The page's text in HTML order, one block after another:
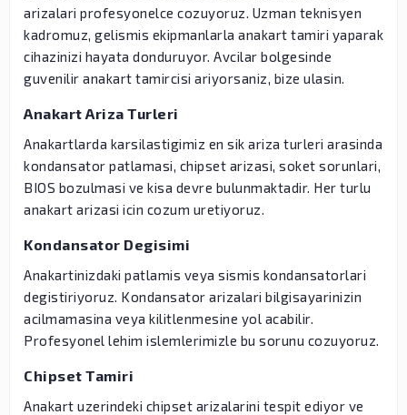
arizalari profesyonelce cozuyoruz. Uzman teknisyen
kadromuz, gelismis ekipmanlarla anakart tamiri yaparak
cihazinizi hayata donduruyor. Avcilar bolgesinde
guvenilir anakart tamircisi ariyorsaniz, bize ulasin.
Anakart Ariza Turleri
Anakartlarda karsilastigimiz en sik ariza turleri arasinda
kondansator patlamasi, chipset arizasi, soket sorunlari,
BIOS bozulmasi ve kisa devre bulunmaktadir. Her turlu
anakart arizasi icin cozum uretiyoruz.
Kondansator Degisimi
Anakartinizdaki patlamis veya sismis kondansatorlari
degistiriyoruz. Kondansator arizalari bilgisayarinizin
acilmamasina veya kilitlenmesine yol acabilir.
Profesyonel lehim islemlerimizle bu sorunu cozuyoruz.
Chipset Tamiri
Anakart uzerindeki chipset arizalarini tespit ediyor ve